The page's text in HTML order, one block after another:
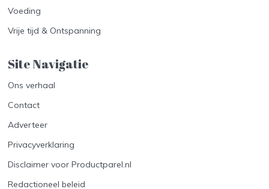
Voeding
Vrije tijd & Ontspanning
Site Navigatie​
Ons verhaal
Contact
Adverteer
Privacyverklaring
Disclaimer voor Productparel.nl
Redactioneel beleid